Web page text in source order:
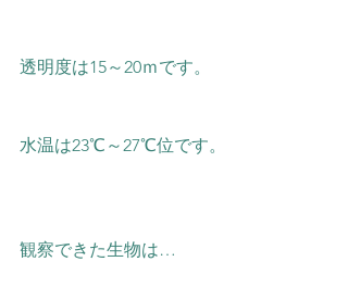
透明度は15～20ｍです。
水温は23℃～27℃位です。
観察できた生物は…